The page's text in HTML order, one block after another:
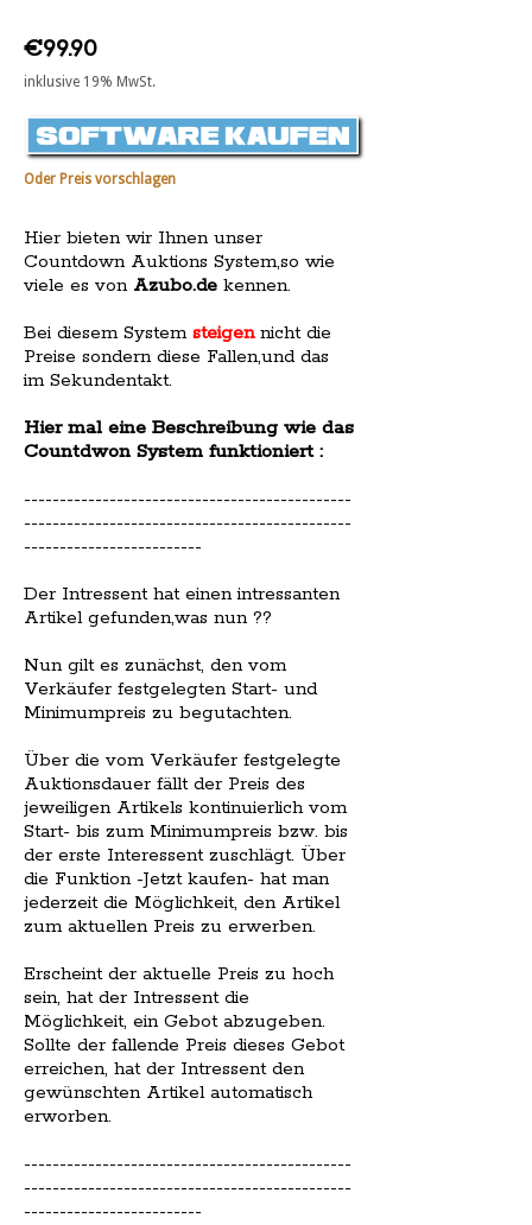
€99.90
inklusive 19% MwSt.
Oder Preis vorschlagen
Hier bieten wir Ihnen unser
Countdown Auktions System,so wie
viele es von Azubo.de kennen.
Bei diesem Systemsteigennicht die
Preise sondern diese Fallen,und das
im Sekundentakt.
Hier mal eine Beschreibung wie das
Countdwon System funktioniert :
----------------------------------------------
----------------------------------------------
-------------------------
Der Intressent hat einen intressanten
Artikel gefunden,was nun ??
Nun gilt es zunächst, den vom
Verkäufer festgelegten Start- und
Minimumpreis zu begutachten.
Über die vom Verkäufer festgelegte
Auktionsdauer fällt der Preis des
jeweiligen Artikels kontinuierlich vom
Start- bis zum Minimumpreis bzw. bis
der erste Interessent zuschlägt. Über
die Funktion -Jetzt kaufen- hat man
jederzeit die Möglichkeit, den Artikel
zum aktuellen Preis zu erwerben.
Erscheint der aktuelle Preis zu hoch
sein, hat der Intressent die
Möglichkeit, ein Gebot abzugeben.
Sollte der fallende Preis dieses Gebot
erreichen, hat der Intressent den
gewünschten Artikel automatisch
erworben.
----------------------------------------------
----------------------------------------------
-------------------------